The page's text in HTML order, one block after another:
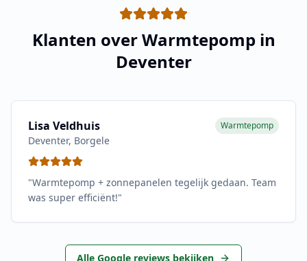
Klanten overWarmtepompin
Deventer
Lisa Veldhuis
Deventer, Borgele
Warmtepomp
"Warmtepomp + zonnepanelen tegelijk gedaan. Team
was super efficiënt!"
Alle Google reviews bekijken